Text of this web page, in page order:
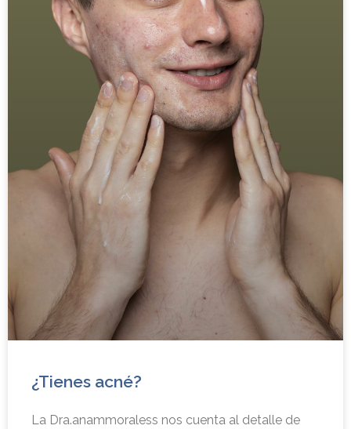
¿Tienes acné?
La Dra.anammoraless nos cuenta al detalle de